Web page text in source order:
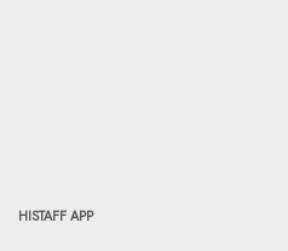
HISTAFF APP